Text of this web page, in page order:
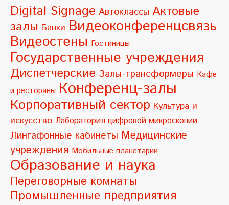
e
r
n
a
t
i
v
e
:
Digital Signage Автоклассы Актовые
залы Банки Видеоконференцсвязь
Видеостены Гостиницы
Государственные учреждения
Диспетчерские Залы-трансформеры Кафе
и рестораны Конференц-залы
Корпоративный сектор Культура и
искусство Лаборатория цифровой микроскопии
Лингафонные кабинеты Медицинские
учреждения Мобильные планетарии
Образование и наука
Переговорные комнаты
Промышленные предприятия